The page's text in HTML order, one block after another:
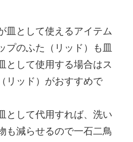
皿として使えるアイテム
プのふた（リッド）も皿
として使用する場合はス
リッド）がおすすめで
として代用すれば、洗い
も減らせるので一石二鳥